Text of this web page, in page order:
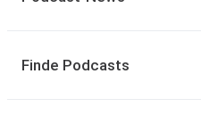
Finde Podcasts